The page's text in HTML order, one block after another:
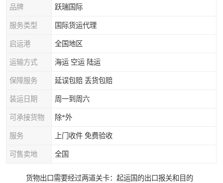
品牌 跃瑞国际
服务类型 国际货运代理
启运港 全国地区
运输方式 海运 空运 陆运
保障服务 延误包赔 丢货包赔
装运日期 周一到周六
可承接货物 除*外
服务 上门收件 免费验收
可售卖地 全国
货物出口需要经过两道关卡：起运国的出口报关和目的